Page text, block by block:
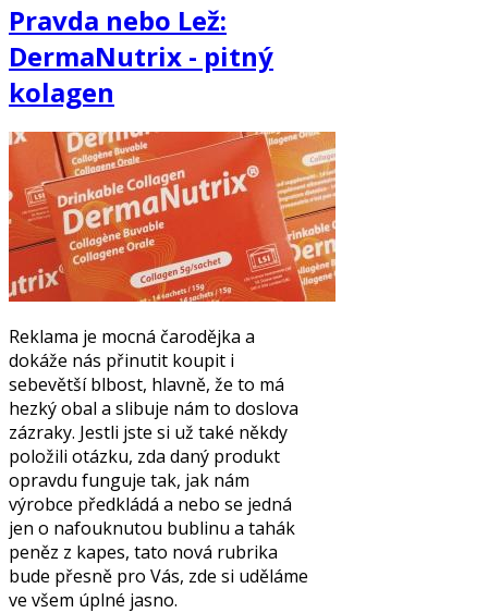
Pravda nebo Lež:
DermaNutrix - pitný
kolagen
Reklama je mocná čarodějka a
dokáže nás přinutit koupit i
sebevětší blbost, hlavně, že to má
hezký obal a slibuje nám to doslova
zázraky. Jestli jste si už také někdy
položili otázku, zda daný produkt
opravdu funguje tak, jak nám
výrobce předkládá a nebo se jedná
jen o nafouknutou bublinu a tahák
peněz z kapes, tato nová rubrika
bude přesně pro Vás, zde si uděláme
ve všem úplné jasno.